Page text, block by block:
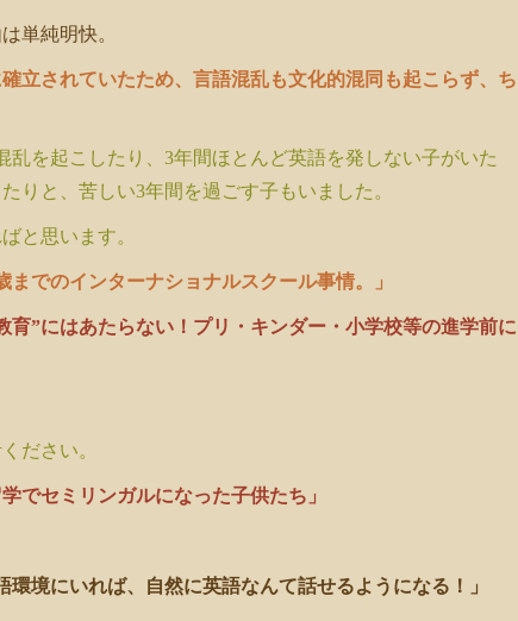
単純明快。
立されていたため、言語混乱も文化的混同も起こらず、ち
を起こしたり、3年間ほとんど英語を発しない子がいた
りと、苦しい3年間を過ごす子もいました。
と思います。
までのインターナショナルスクール事情。」
育”にはあたらない！プリ・キンダー・小学校等の進学前に
ださい。
でセミリンガルになった子供たち」
境にいれば、自然に英語なんて話せるようになる！」